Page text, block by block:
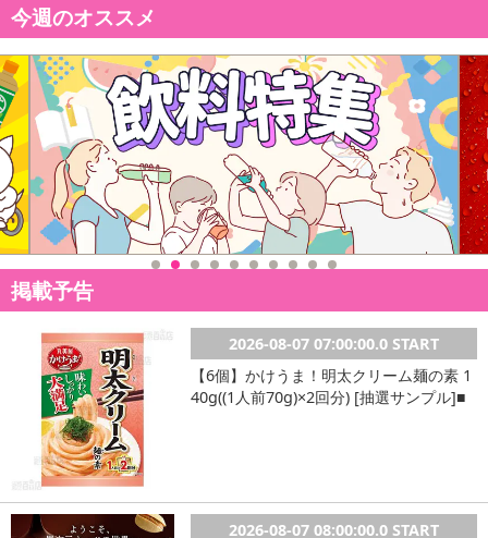
今週のオススメ
掲載予告
2026-08-07 07:00:00.0 START
【6個】かけうま！明太クリーム麺の素 1
40g((1人前70g)×2回分) [抽選サンプル]■
2026-08-07 08:00:00.0 START